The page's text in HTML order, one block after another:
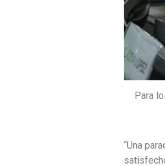
Para
“Una